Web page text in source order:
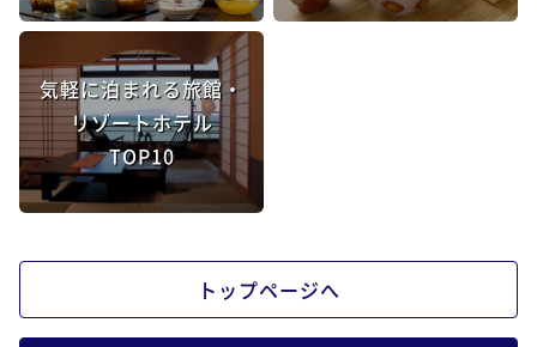
気軽に泊まれる旅館・
リゾートホテル
TOP10
トップページへ